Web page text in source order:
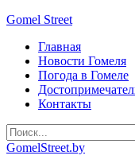
Gomel Street
Главная
Новости Гомеля
Погода в Гомеле
Контакты
GomelStreet.by